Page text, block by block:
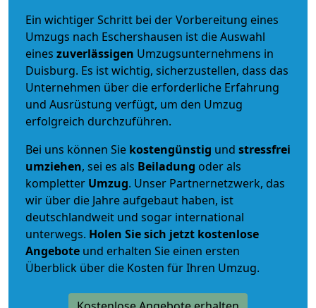
Ein wichtiger Schritt bei der Vorbereitung eines
Umzugs nach Eschershausen ist die Auswahl
eines zuverlässigen Umzugsunternehmens in
Duisburg. Es ist wichtig, sicherzustellen, dass das
Unternehmen über die erforderliche Erfahrung
und Ausrüstung verfügt, um den Umzug
erfolgreich durchzuführen.
Bei uns können Sie kostengünstig und stressfrei
umziehen, sei es als Beiladung oder als
kompletter Umzug. Unser Partnernetzwerk, das
wir über die Jahre aufgebaut haben, ist
deutschlandweit und sogar international
unterwegs. Holen Sie sich jetzt kostenlose
Angebote und erhalten Sie einen ersten
Überblick über die Kosten für Ihren Umzug.